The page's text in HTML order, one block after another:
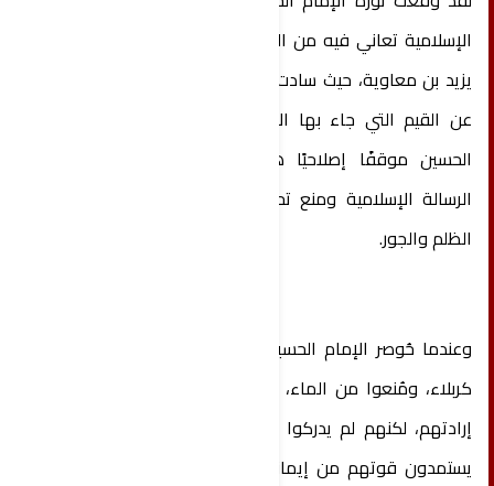
الإسلامية تعاني فيه من الانحراف والفساد تحت حكم
يزيد بن معاوية، حيث سادت مظاهر الاستبداد والابتعاد
عن القيم التي جاء بها الإسلام. فكان خروج الإمام
الحسين موقفًا إصلاحيًا هدفه الحفاظ على جوهر
الرسالة الإسلامية ومنع تحويلها إلى ملكٍ قائم على
الظلم والجور.
وعندما حُوصر الإمام الحسين وأهل بيته وأصحابه في
كربلاء، ومُنعوا من الماء، ظن أعداؤهم أنهم كسروا
إرادتهم، لكنهم لم يدركوا أن أصحاب القضية العادلة
يستمدون قوتهم من إيمانهم بمبادئهم. ولذلك واجه